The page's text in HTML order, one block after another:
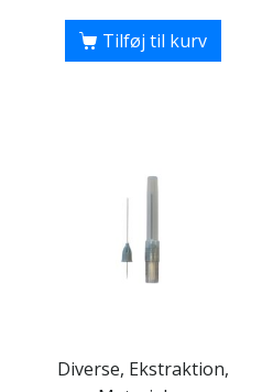
Tilføj til kurv
Diverse, Ekstraktion,